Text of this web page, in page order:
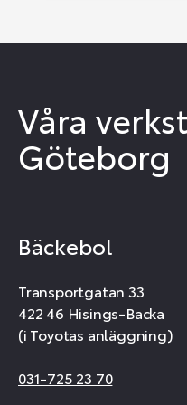
Våra
Göteborg
Bäckebol
Transportgatan 33
422 46 Hisings-Backa
(i Toyotas anläggning)
031-725 23 70